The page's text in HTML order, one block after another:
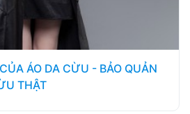
ÁO DA CỪU - BẢO QUẢN
THẬT